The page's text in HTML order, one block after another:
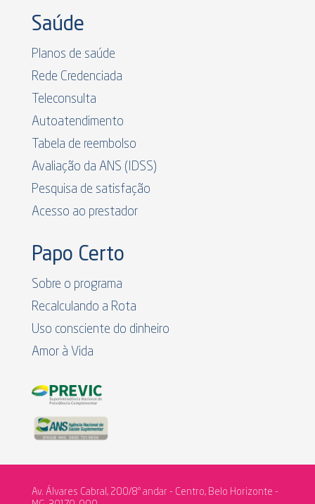
Saúde
Planos de saúde
Rede Credenciada
Teleconsulta
Autoatendimento
Tabela de reembolso
Avaliação da ANS (IDSS)
Pesquisa de satisfação
Acesso ao prestador
Papo Certo
Sobre o programa
Recalculando a Rota
Uso consciente do dinheiro
Amor à Vida
Av. Álvares Cabral, 200/8º andar - Centro, Belo Horizonte -